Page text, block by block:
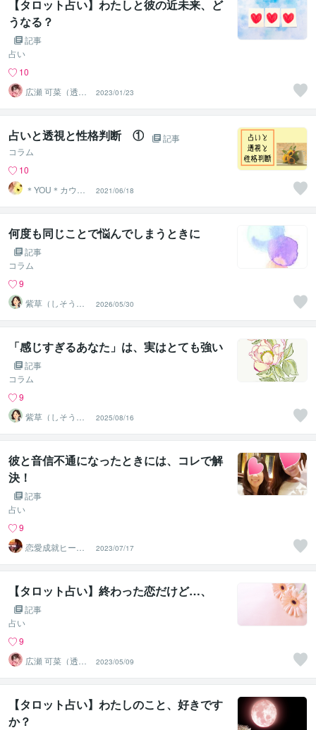
【タロット占い】わたしと彼の近未来、ど
うなる？
記事
占い
10
広瀬 可菜（透視
タロット⭐占い
師）
2023/01/23
占いと透視と性格判断 ①
記事
コラム
10
＊YOU＊カウン
セラー＆キャリ
コン
2021/06/18
何度も同じことで悩んでしまうときに
記事
コラム
9
紫草（しそう）
❀真実の霊感霊
視・透視鑑定
2026/05/30
「感じすぎるあなた」は、実はとても強い
記事
コラム
9
紫草（しそう）
❀真実の霊感霊
視・透視鑑定
2025/08/16
彼と音信不通になったときには、コレで解
決！
記事
占い
9
恋愛成就ヒーリ
ング。芦川マリ
カ
2023/07/17
【タロット占い】終わった恋だけど…、
記事
占い
9
広瀬 可菜（透視
タロット⭐占い
師）
2023/05/09
【タロット占い】わたしのこと、好きです
か？